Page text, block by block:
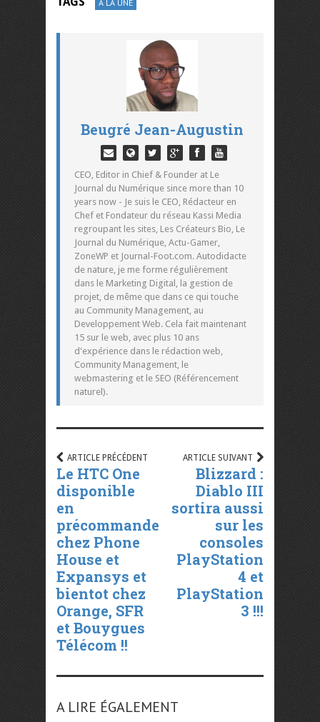
A LA UNE
Beugré Jean-Augustin
CEO, Editor in Chief & Founder at Le
Journal du Numérique since more than 10
years now - Je suis le CEO, Rédacteur en
Chef et Fondateur du réseau Kassi Media
regroupant les sites, Les Créateurs Bio, Le
Journal du Numérique, Actu-Gamer,
ZoneWP et Journal-Foot.com. Autodidacte
de nature, je me forme régulièrement
dans le Marketing Digital, la gestion de
projet, de même que dans ce qui touche
au Community Management, au
Developpement Web. Cela fait maintenant
15 sur le web, avec plus 10 ans
d'expérience dans le rédaction web,
Community Management, le
webmastering et le SEO (Référencement
naturel).
ARTICLE PRÉCÉDENT
Le HTC One
disponible
en
précommande
chez Phone
House et
Expansys et
bientot chez
Orange, SFR
et Bouygues
Télécom !!
ARTICLE SUIVANT
Blizzard :
Diablo III
sortira aussi
sur les
consoles
PlayStation
4 et
PlayStation
3 !!!
A LIRE ÉGALEMENT